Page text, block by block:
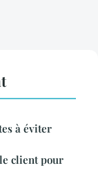
à éviter
client pour